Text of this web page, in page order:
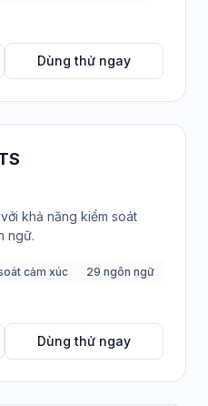
Dùng thử ngay
khả năng kiểm soát
ngữ.
cảm xúc
29 ngôn ngữ
Dùng thử ngay